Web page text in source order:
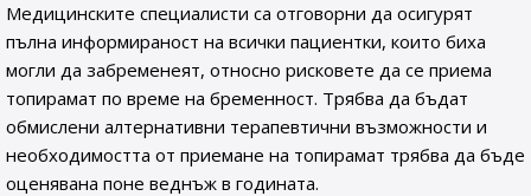
Медицинските специалисти са отговорни да осигурят
пълна информираност на всички пациентки, които биха
могли да забременеят, относно рисковете да се приема
топирамат по време на бременност. Трябва да бъдат
обмислени алтернативни терапевтични възможности и
необходимостта от приемане на топирамат трябва да бъде
оценявана поне веднъж в годината.